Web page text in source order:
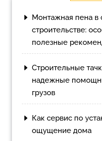
Монтажная пена в
строительстве:
полезные
Строительные
надежные
грузов
Как сервис по
ощущение дома